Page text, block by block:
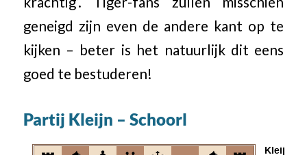
geneigd zijn even de andere kant op te
kijken – beter is het natuurlijk dit eens
goed te bestuderen!
Partij Kleijn – Schoorl